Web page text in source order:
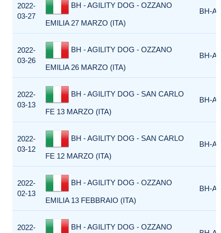
2022-
03-27
BH - AGILITY DOG - OZZANO
EMILIA 27 MARZO (ITA)
BH-
2022-
03-26
BH - AGILITY DOG - OZZANO
EMILIA 26 MARZO (ITA)
BH-
2022-
03-13
BH - AGILITY DOG - SAN CARLO
FE 13 MARZO (ITA)
BH-
2022-
03-12
BH - AGILITY DOG - SAN CARLO
FE 12 MARZO (ITA)
BH-
2022-
02-13
BH - AGILITY DOG - OZZANO
EMILIA 13 FEBBRAIO (ITA)
BH-
2022- BH - AGILITY DOG - OZZANO